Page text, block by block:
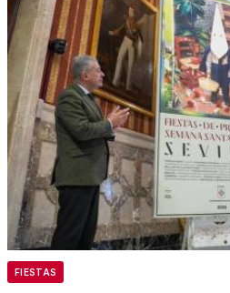
FIESTAS